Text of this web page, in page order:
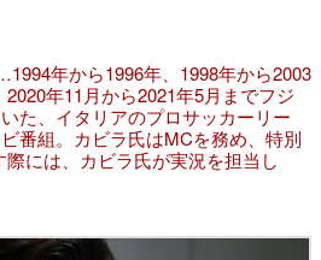
年から1996年、1998年から2003
年11月から2021年5月までフジ
た、イタリアのプロサッカーリー
番組。カビラ氏はMCを務め、特別
には、カビラ氏が実況を担当し